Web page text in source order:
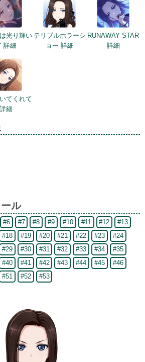
光り輝い
詳細
テリブルホラーシ
ョー 詳細
RUNAWAY STAR
詳細
てくれて
詳細
ル
#6 #7 #8 #9 #10 #11 #12
#13
#18 #19 #20 #21 #22 #23
#24
#29 #30 #31 #32 #33 #34
#35
#40 #41 #42 #43 #44 #45
#46
#51 #52 #53